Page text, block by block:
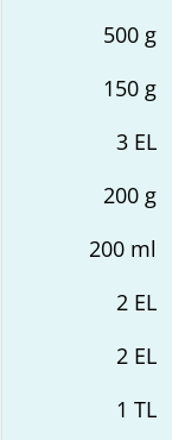
500g
150g
3EL
200g
200ml
2EL
2EL
1 TL